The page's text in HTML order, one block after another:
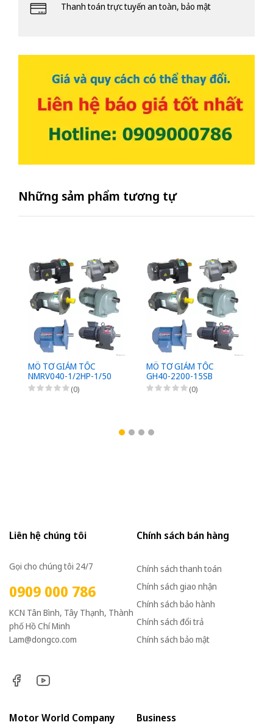
Thanh toán trực tuyến an toàn, bảo mật
Những sảm phẩm tương tự
MÔ TƠ GIẢM TỐC
NMRV040-1/2HP-1/50
(0)
MÔ TƠ GIẢM TỐC
GH40-2200-15SB
(0)
Liên hệ chúng tôi
Gọi cho chúng tôi 24/7
0909 000 786
KCN Tân Bình, Tây Thạnh, Thành
phố Hồ Chí Minh
Lam@dongco.com
Chính sách bán hàng
Chính sách thanh toán
Chính sách giao nhận
Chính sách bảo hành
Chính sách đổi trả
Chính sách bảo mật
Motor World Company Business